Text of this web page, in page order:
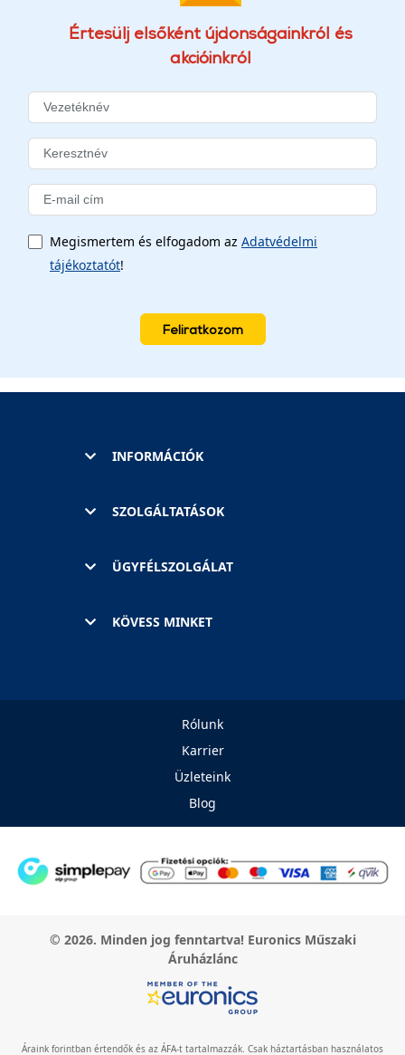
Értesülj elsőként újdonságainkról és
akcióinkról
Megismertem és elfogadom az Adatvédelmi
tájékoztatót!
Feliratkozom
INFORMÁCIÓK
SZOLGÁLTATÁSOK
ÜGYFÉLSZOLGÁLAT
KÖVESS MINKET
Rólunk
Karrier
Üzleteink
Blog
© 2026. Minden jog fenntartva! Euronics Műszaki
Áruházlánc
Áraink forintban értendők és az ÁFA-t tartalmazzák. Csak háztartásban használatos